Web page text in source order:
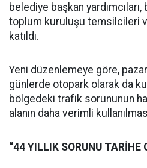
belediye başkan
toplum kuruluşu temsilcileri
katıldı.
Yeni düzenlemeye göre, pazar
günlerde otopark olarak da
bölgedeki trafik sorununun
alanın daha verimli
“44 YILLIK SORUNU TARİHE